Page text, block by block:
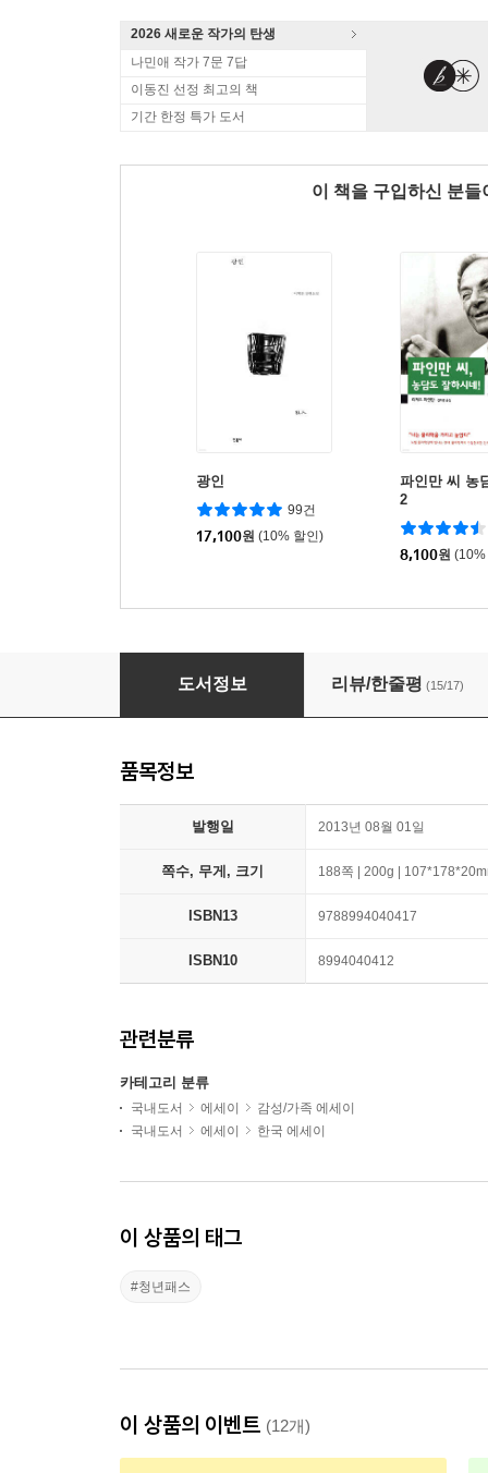
2026 새로운 작가의 탄생
나민애 작가 7문 7답
이동진 선정 최고의 책
기간 한정 특가 도서
이 책을 구입하신 분
광인
99건
17,100원 (10% 할인)
파인만 씨 농
2
8,100원 (10%
비브르 사 비
도서정보 리뷰/한줄평 (15/17)
품목정보
발행일 2013년 08월 01일
쪽수, 무게, 크기 188쪽 | 200g |
ISBN13 9788994040417
ISBN10 8994040412
관련분류
카테고리 분류
국내도서 에세이
감성/가족 에세이
국내도서
에세이 한국 에세이
이 상품의 태그
#청년패스
이 상품의 이벤트 (12개)